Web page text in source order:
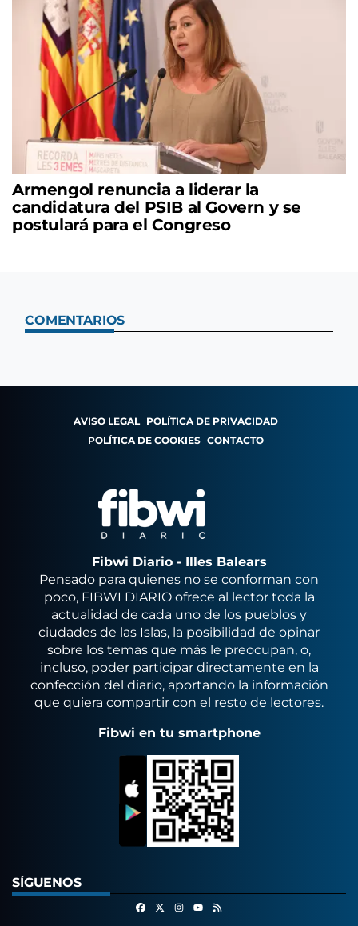
Armengol renuncia a liderar la
candidatura del PSIB al Govern y se
postulará para el Congreso
COMENTARIOS
AVISO LEGAL POLÍTICA DE PRIVACIDAD
POLÍTICA DE COOKIES CONTACTO
Fibwi Diario - Illes Balears
Pensado para quienes no se conforman con
poco, FIBWI DIARIO ofrece al lector toda la
actualidad de cada uno de los pueblos y
ciudades de las Islas, la posibilidad de opinar
sobre los temas que más le preocupan, o,
incluso, poder participar directamente en la
confección del diario, aportando la información
que quiera compartir con el resto de lectores.
Fibwi en tu smartphone
SÍGUENOS
FacebookInstagram